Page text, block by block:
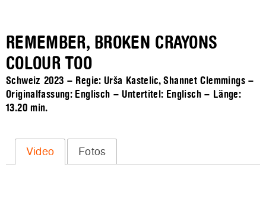
REMEMBER, BROKEN CRAYONS
COLOUR TOO
Schweiz 2023 – Regie: Urša Kastelic, Shannet Clemmings –
Originalfassung: Englisch – Untertitel: Englisch – Länge:
13.20 min.
Video Fotos